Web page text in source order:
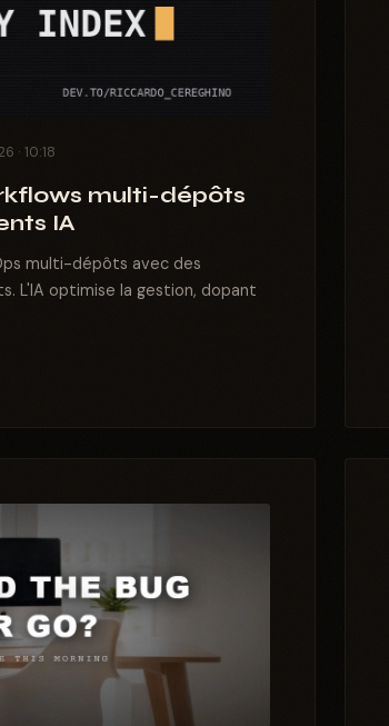
· 10:18
multi-dépôts
IA
multi-dépôts avec des
L'IA optimise la gestion, dopant